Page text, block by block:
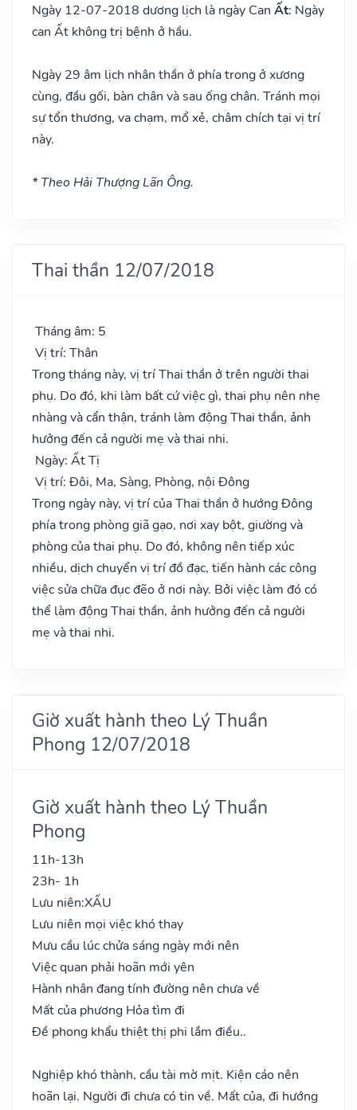
Ngày 12-07-2018 dương lịch là ngày Can Ất: Ngày
can Ất không trị bệnh ở hầu.
Ngày 29 âm lịch nhân thần ở phía trong ở xương
cùng, đầu gối, bàn chân và sau ống chân. Tránh mọi
sự tổn thương, va chạm, mổ xẻ, châm chích tại vị trí
này.
* Theo Hải Thượng Lãn Ông.
Thai thần 12/07/2018
Tháng âm: 5
Vị trí: Thân
Trong tháng này, vị trí Thai thần ở trên người thai
phụ. Do đó, khi làm bất cứ việc gì, thai phụ nên nhẹ
nhàng và cẩn thận, tránh làm động Thai thần, ảnh
hưởng đến cả người mẹ và thai nhi.
Ngày: Ất Tị
Vị trí: Đôi, Ma, Sàng, Phòng, nội Đông
Trong ngày này, vị trí của Thai thần ở hướng Đông
phía trong phòng giã gạo, nơi xay bột, giường và
phòng của thai phụ. Do đó, không nên tiếp xúc
nhiều, dịch chuyển vị trí đồ đạc, tiến hành các công
việc sửa chữa đục đẽo ở nơi này. Bởi việc làm đó có
thể làm động Thai thần, ảnh hưởng đến cả người
mẹ và thai nhi.
Giờ xuất hành theo Lý Thuần
Phong 12/07/2018
Giờ xuất hành theo Lý Thuần
Phong
11h-13h
23h- 1h
Lưu niên:XẤU
Lưu niên mọi việc khó thay
Mưu cầu lúc chửa sáng ngày mới nên
Việc quan phải hoãn mới yên
Hành nhân đang tính đường nên chưa về
Mất của phương Hỏa tìm đi
Đề phong khẩu thiệt thị phi lắm điều..
Nghiệp khó thành, cầu tài mờ mịt. Kiện cáo nên
hoãn lại. Người đi chưa có tin về. Mất của, đi hướng